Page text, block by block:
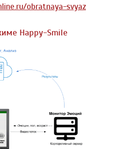
obratnaya-svyaz
Happy-Smile